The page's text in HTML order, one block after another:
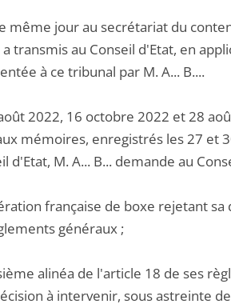
même jour au secrétariat du
transmis au Conseil d'Etat, en
à ce tribunal par M. A... B....
2022, 16 octobre 2022 et 28
mémoires, enregistrés les 27 et
M. A... B... demande au
française de boxe rejetant sa
généraux ;
alinéa de l'article 18 de ses
à intervenir, sous astreinte